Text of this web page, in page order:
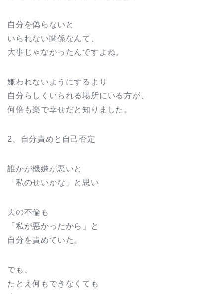
自分を偽らないと
いられない関係なんて、
大事じゃなかったんですよね。
嫌われないようにするより
自分らしくいられる場所にいる方が、
何倍も楽で幸せだと知りました。
2、自分責めと自己否定
誰かが機嫌が悪いと
「私のせいかな」と思い
夫の不倫も
「私が悪かったから」と
自分を責めていた。
でも、
たとえ何もできなくても